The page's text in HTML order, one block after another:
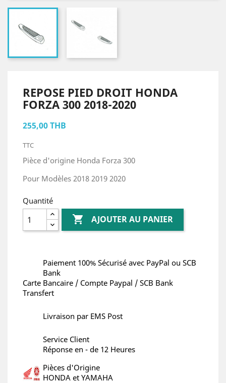
REPOSE PIED DROIT HONDA
FORZA 300 2018-2020
255,00 THB
TTC
Pièce d'origine Honda Forza 300
Pour Modèles 2018 2019 2020
Quantité
 AJOUTER AU PANIER
Paiement 100% Sécurisé avec PayPal ou SCB
Bank
Carte Bancaire / Compte Paypal / SCB Bank
Transfert
Livraison par EMS Post
Service Client
Réponse en - de 12 Heures
Pièces d'Origine
HONDA et YAMAHA